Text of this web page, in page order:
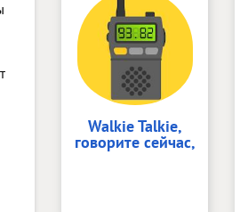
Walkie Talkie,
говорите сейчас,